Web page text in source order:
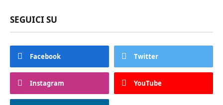
SEGUICI SU
Facebook Twitter
Instagram YouTube